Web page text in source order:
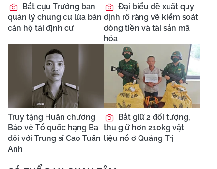
Bắt cựu Trưởng ban
quản lý chung cư lừa bán
căn hộ tái định cư
Đại biểu đề xuất quy
định rõ ràng về kiểm soát
dòng tiền và tài sản mã
hóa
Truy tặng Huân chương
Bảo vệ Tổ quốc hạng Ba
đối với Trung sĩ Cao Tuấn
Anh
Bắt giữ 2 đối tượng,
thu giữ hơn 210kg vật
liệu nổ ở Quảng Trị